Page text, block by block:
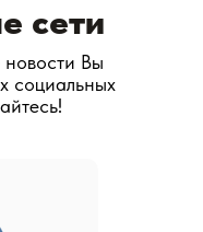
Вы
социальных
сети